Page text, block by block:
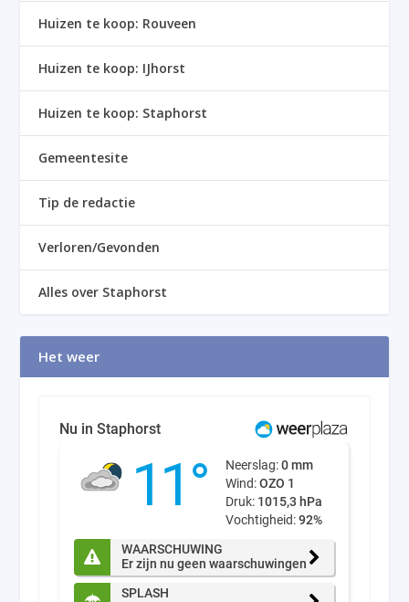
Huizen te koop: Rouveen
Huizen te koop: IJhorst
Huizen te koop: Staphorst
Gemeentesite
Tip de redactie
Verloren/Gevonden
Alles over Staphorst
Het weer